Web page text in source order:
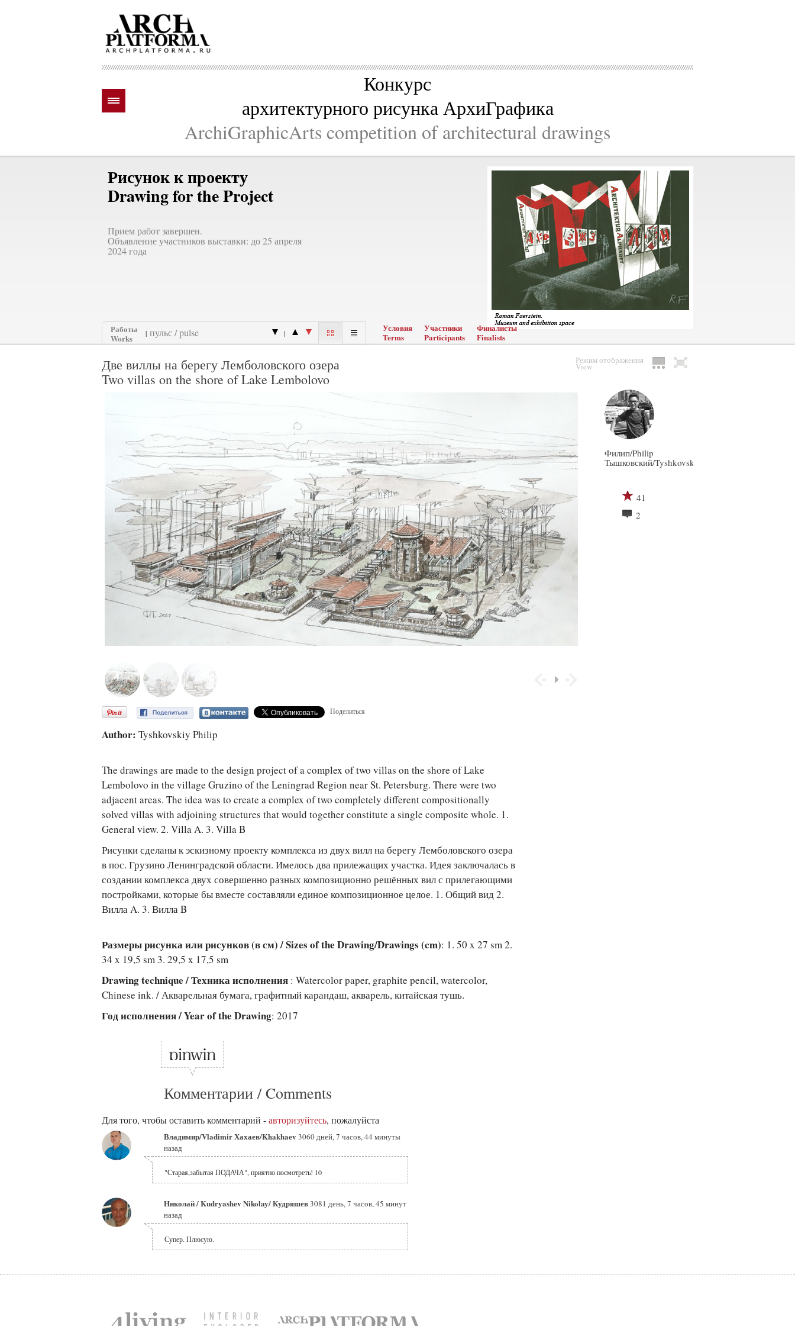
Конкурс
архитектурного рисунка АрхиГрафика
ArchiGraphicArts competition of architectural drawings
Рисунок к проекту
Drawing for the Project
Прием работ завершен.
Объявление участников выставки: до 25 апреля
2024 года
Работы
Works
| |
Условия
Terms
Участники
Participants
Финалисты
Finalists
Две виллы на берегу Лемболовского озера
Two villas on the shore of Lake Lembolovo
Режим отображения
View
Филип/Philip
Тышковский/Tyshkovskiy
41
2
Поделиться
Author: Tyshkovskiy Philip
The drawings are made to the design project of a complex of two villas on the shore of Lake
Lembolovo in the village Gruzino of the Leningrad Region near St. Petersburg. There were two
adjacent areas. The idea was to create a complex of two completely different compositionally
solved villas with adjoining structures that would together constitute a single composite whole. 1.
General view. 2. Villa A. 3. Villa B
Рисунки сделаны к эскизному проекту комплекса из двух вилл на берегу Лемболовского озера
в пос. Грузино Ленинградской области. Имелось два прилежащих участка. Идея заключалась в
создании комплекса двух совершенно разных композиционно решённых вил с прилегающими
постройками, которые бы вместе составляли единое композиционное целое. 1. Общий вид 2.
Вилла A. 3. Вилла B
Размеры рисунка или рисунков (в см) / Sizes of the Drawing/Drawings (cm): 1. 50 x 27 sm 2.
34 x 19,5 sm 3. 29,5 x 17,5 sm
Drawing technique / Техника исполнения : Watercolor paper, graphite pencil, watercolor,
Chinese ink. / Акварельная бумага, графитный карандаш, акварель, китайская тушь.
Год исполнения / Year of the Drawing: 2017
Комментарии / Comments
Для того, чтобы оставить комментарий - авторизуйтесь, пожалуйста
Владимир/Vladimir Хахаев/Khakhaev 3060 дней, 7 часов, 44 минуты
назад
"Старая,забытая ПОДАЧА", приятно посмотреть! 10
Николай / Kudryashev Nikolay/ Кудряшев3081 день, 7 часов, 45 минут
назад
Супер. Плюсую.